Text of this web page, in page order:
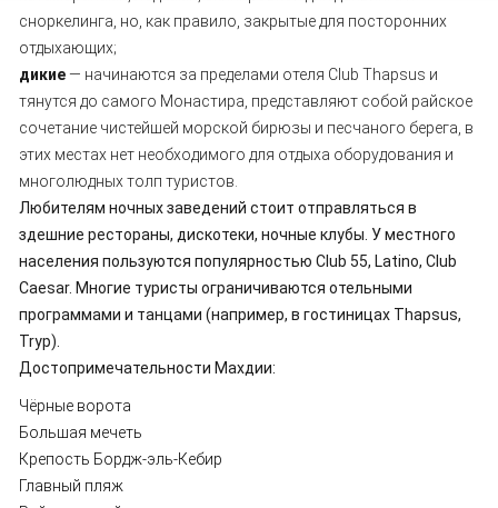
сноркелинга, но, как правило, закрытые для посторонних
отдыхающих;
дикие— начинаются за пределами отеля Club Thapsus и
тянутся до самого Монастира, представляют собой райское
сочетание чистейшей морской бирюзы и песчаного берега, в
этих местах нет необходимого для отдыха оборудования и
многолюдных толп туристов.
Любителям ночных заведений стоит отправляться в
здешние рестораны, дискотеки, ночные клубы. У местного
населения пользуются популярностью Club 55, Latino, Club
Caesar. Многие туристы ограничиваются отельными
программами и танцами (например, в гостиницах Thapsus,
Tryp).
Достопримечательности Махдии:
Чёрные ворота
Большая мечеть
Крепость Бордж-эль-Кебир
Главный пляж